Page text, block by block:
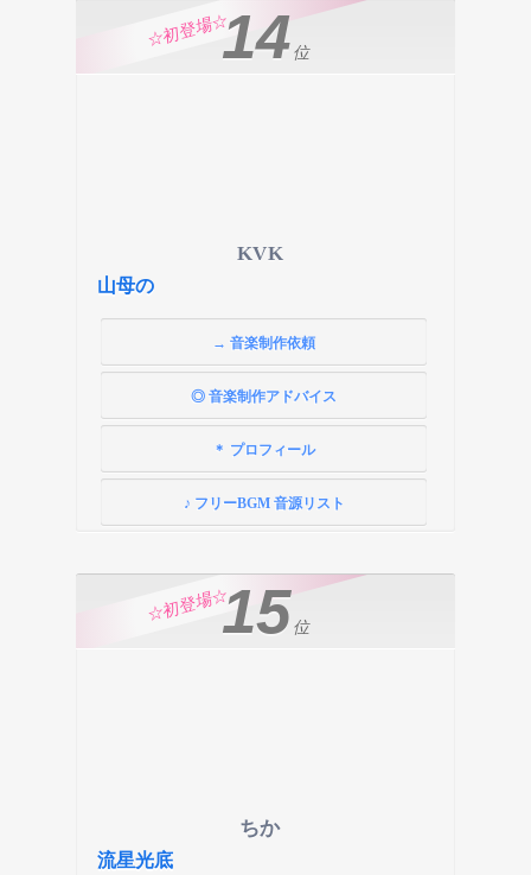
14 位
☆初登場☆
KVK
山母の
→ 音楽制作依頼
◎ 音楽制作アドバイス
＊ プロフィール
♪ フリーBGM 音源リスト
15 位
☆初登場☆
ちか
流星光底